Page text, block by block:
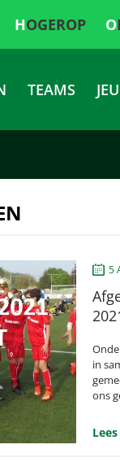
HOGEROP
TEAMS
5
in
ons